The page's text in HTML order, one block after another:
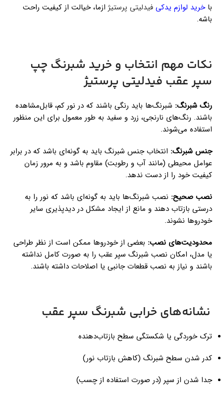
باخرید لوازم یدکی فیدلیتی پرستیژ ازما، خیالت از کیفیت راحت
باشه.
نکات مهم انتخاب و خرید شبرنگ چپ
سپر عقب فیدلیتی پرستیژ
رنگ شبرنگ: شبرنگ‌ها باید رنگی باشند که در نور کم، قابل‌مشاهده
باشند. رنگ‌های نارنجی، زرد و سفید به طور معمول برای این منظور
استفاده می‌شوند.
جنس شبرنگ: انتخاب جنس شبرنگ باید به گونه‌ای باشد که در برابر
عوامل محیطی (مانند آب و رطوبت) مقاوم باشد و به مرور زمان
کیفیت خود را از دست ندهد.
نصب صحیح: نصب شبرنگ‌ها باید به گونه‌ای باشد که نور را به
درستی بازتاب دهند و مانع از ایجاد مشکل در دید‌پذیری سایر
خودروها نشوند.
محدودیت‌های نصب: بعضی از خودروها ممکن است از نظر طراحی
یا مدل، امکان نصب شبرنگ سپر عقب را به صورت کامل نداشته
باشند و نیاز به نصب قطعات جانبی یا اصلاحات داشته باشند.
نشانه‌های خرابی شبرنگ سپر عقب
ترک خوردگی یا شکستگی سطح بازتاب‌دهنده
کدر شدن سطح شبرنگ (کاهش بازتاب نور)
جدا شدن از سپر (در صورت استفاده از چسب)